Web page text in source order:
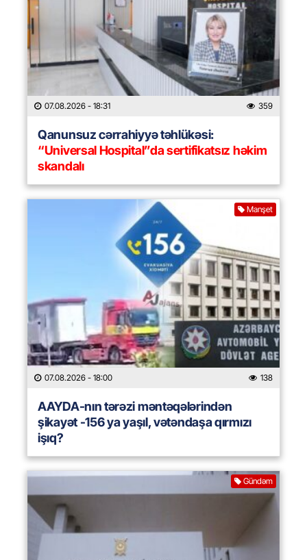
07.08.2026 - 18:31 359
Qanunsuz cərrahiyyə təhlükəsi:
“Universal Hospital”da sertifikatsız həkim
skandalı
Manşet
07.08.2026 - 18:00 138
AAYDA-nın tərəzi məntəqələrindən
şikayət -156 ya yaşıl, vətəndaşa qırmızı
işıq?
Gündəm